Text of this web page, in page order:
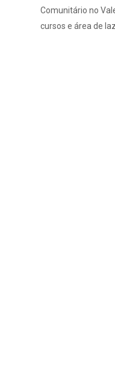
Comunitário no
cursos e área de